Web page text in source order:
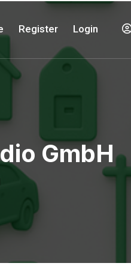
Register Login
GmbH